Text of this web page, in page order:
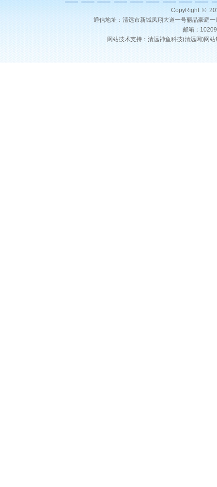
CopyRight ©
通信地址：清远市新城凤翔大道一号丽晶豪庭
邮箱：
网站技术支持： 清远神鱼科技(清远网)网